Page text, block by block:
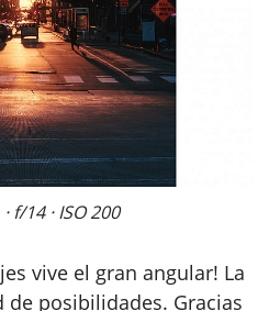
f/14 · ISO 200
vive el gran angular! La
posibilidades. Gracias